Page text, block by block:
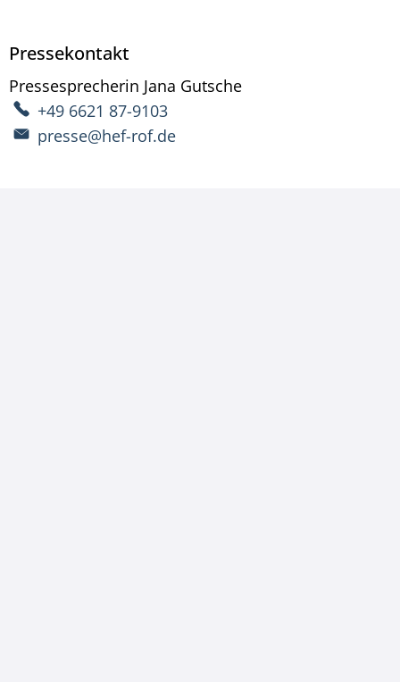
Pressekontakt
Pressesprecherin Jana Gutsche
+49 6621 87-9103
presse@hef-rof.de